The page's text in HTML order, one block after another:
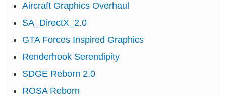
Aircraft Graphics Overhaul
SA_DirectX_2.0
GTA Forces Inspired Graphics
Renderhook Serendipity
SDGE Reborn 2.0
ROSA Reborn